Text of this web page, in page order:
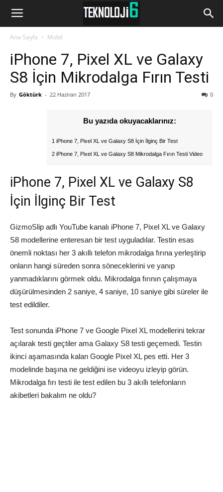
www.Teknoloji6.com
Ana Sayfa Mobil
iPhone 7, Pixel XL ve Galaxy
S8 İçin Mikrodalga Fırın Testi
By Göktürk - 22 Haziran 2017 0
Bu yazıda okuyacaklarınız:
1 iPhone 7, Pixel XL ve Galaxy S8 İçin İlginç Bir Test
2 iPhone 7, Pixel XL ve Galaxy S8 Mikrodalga Fırın Testi Video
iPhone 7, Pixel XL ve Galaxy S8
İçin İlginç Bir Test
GizmoSlip adlı YouTube kanalı iPhone 7, Pixel XL ve Galaxy
S8 modellerine enteresan bir test uyguladılar. Testin esas
önemli noktası her 3 akıllı telefon mikrodalga fırına yerleştirip
onların hangi süreden sonra söneceklerini ve yanıp
yanmadıklarını görmek oldu. Mikrodalga fırının çalışmaya
düşürülmesinden 2 saniye, 4 saniye, 10 saniye gibi süreler ile
test edildiler.
Test sonunda iPhone 7 ve Google Pixel XL modellerini tekrar
açılarak testi geçtiler ama Galaxy S8 testi geçemedi. Testin
ikinci aşamasında kalan Google Pixel XL pes etti. Her 3
modelinde başına ne geldiğini ise videoyu izleyip görün.
Mikrodalga fırı testi ile test edilen bu 3 akıllı telefonların
akibetleri bakalım ne oldu?